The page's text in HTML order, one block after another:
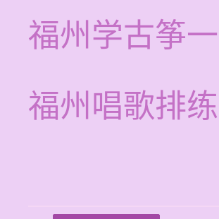
福州学古筝
福州唱歌排